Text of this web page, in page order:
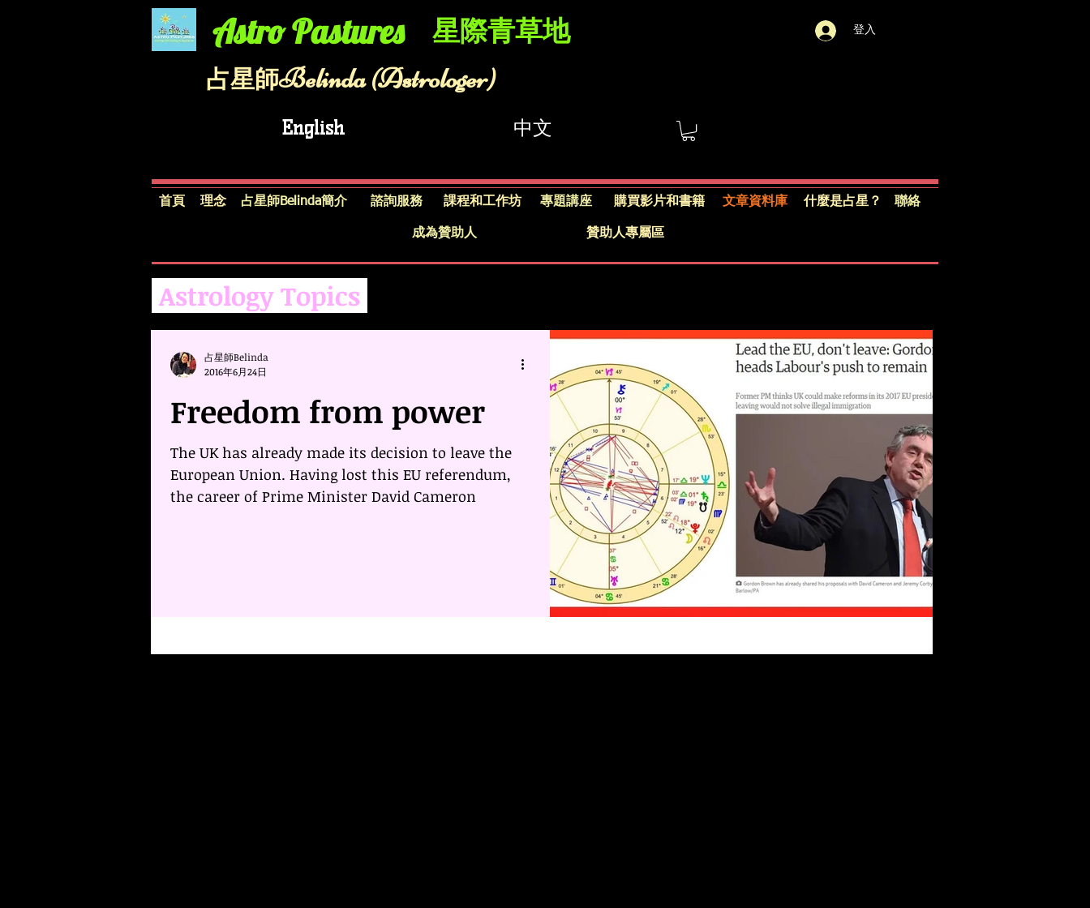
Astro Pastures​ 星際青草地 登入
​占星師Belinda (Astrologer)
English 中文
首頁 理念 占星師Belinda簡介 諮詢服務 課程和工作坊
成為贊助人
專題講座 購買影片和書籍
贊助人專屬區
文章資料庫 什麼是占星？ 聯絡
Astrology Topics
Freedom from power
The UK has already made its decision to leave the
European Union. Having lost this EU referendum,
the career of Prime Minister David Cameron
占星師Belinda
2016年6月24日